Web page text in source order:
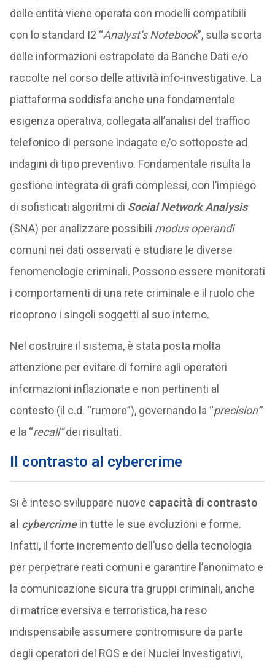
delle entità viene operata con modelli compatibili
con lo standard I2 “Analyst’s Notebook”, sulla scorta
delle informazioni estrapolate da Banche Dati e/o
raccolte nel corso delle attività info-investigative. La
piattaforma soddisfa anche una fondamentale
esigenza operativa, collegata all’analisi del traffico
telefonico di persone indagate e/o sottoposte ad
indagini di tipo preventivo. Fondamentale risulta la
gestione integrata di grafi complessi, con l’impiego
di sofisticati algoritmi di Social Network Analysis
(SNA) per analizzare possibili modus operandi
comuni nei dati osservati e studiare le diverse
fenomenologie criminali. Possono essere monitorati
i comportamenti di una rete criminale e il ruolo che
ricoprono i singoli soggetti al suo interno.
Nel costruire il sistema, è stata posta molta
attenzione per evitare di fornire agli operatori
informazioni inflazionate e non pertinenti al
contesto (il c.d. “rumore”), governando la “precision”
e la “recall”dei risultati.
Il contrasto al cybercrime
Si è inteso sviluppare nuove capacità di contrasto
al cybercrimein tutte le sue evoluzioni e forme.
Infatti, il forte incremento dell’uso della tecnologia
per perpetrare reati comuni e garantire l’anonimato e
la comunicazione sicura tra gruppi criminali, anche
di matrice eversiva e terroristica, ha reso
indispensabile assumere contromisure da parte
degli operatori del ROS e dei Nuclei Investigativi,